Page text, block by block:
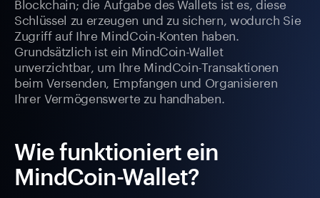
Schlüssel zu erzeugen und zu sichern, wodurch Sie
Zugriff auf Ihre MindCoin-Konten haben.
Grundsätzlich ist ein MindCoin-Wallet
unverzichtbar, um Ihre MindCoin-Transaktionen
beim Versenden, Empfangen und Organisieren
Ihrer Vermögenswerte zu handhaben.
Wie funktioniert ein
MindCoin-Wallet?